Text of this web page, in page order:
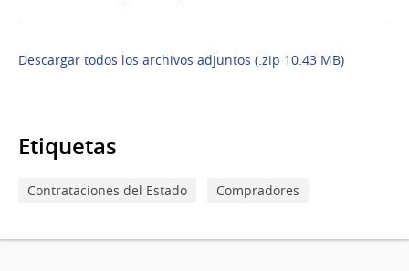
Descargar todos los archivos adjuntos (.zip 10.43 MB)
Etiquetas
Contrataciones del Estado Compradores